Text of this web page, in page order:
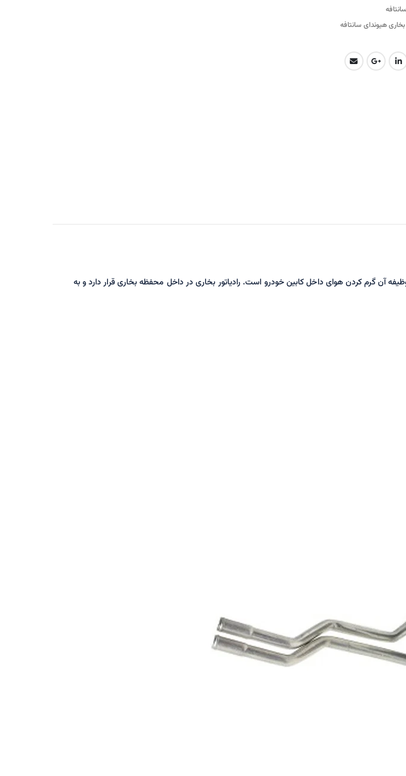
بخاری هیوندای سانتافه
آن گرم کردن هوای داخل کابین خودرو است. رادیاتور بخاری در داخل محفظه بخاری قرار دارد و به